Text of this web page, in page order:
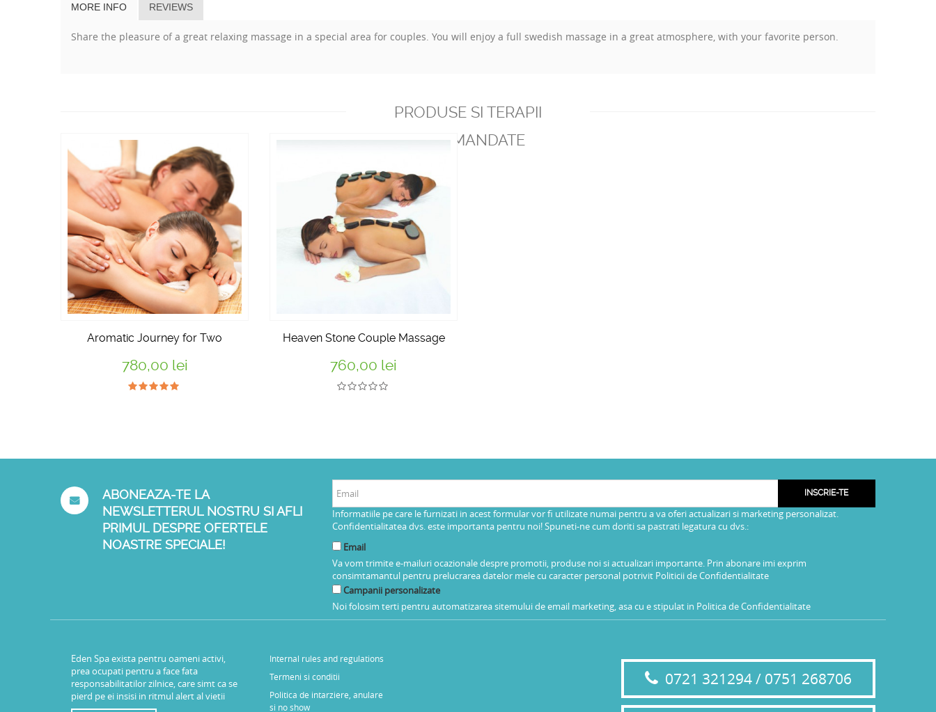
MORE INFO REVIEWS
Share the pleasure of a great relaxing massage in a special area for couples. You will enjoy a full swedish massage in a great atmosphere, with your favorite person.
PRODUSE SI TERAPII
RECOMANDATE
Aromatic Journey for Two
780,00 lei
Heaven Stone Couple Massage
760,00 lei
ABONEAZA-TE LA
NEWSLETTERUL NOSTRU SI AFLI
PRIMUL DESPRE OFERTELE
NOASTRE SPECIALE!
INSCRIE-TE
Informatiile pe care le furnizati in acest formular vor fi utilizate numai pentru a va oferi actualizari si marketing personalizat.
Confidentialitatea dvs. este importanta pentru noi! Spuneti-ne cum doriti sa pastrati legatura cu dvs.:
Email
Va vom trimite e-mailuri ocazionale despre promotii, produse noi si actualizari importante. Prin abonare imi exprim
consimtamantul pentru prelucrarea datelor mele cu caracter personal potrivit Politicii de Confidentialitate
Campanii personalizate
Noi folosim terti pentru automatizarea sitemului de email marketing, asa cu e stipulat in Politica de Confidentialitate
Eden Spa exista pentru oameni activi,
prea ocupati pentru a face fata
responsabilitatilor zilnice, care simt ca se
pierd pe ei insisi in ritmul alert al vietii
Internal rules and regulations
Termeni si conditii
Politica de intarziere, anulare
si no show
0721 321294 / 0751 268706